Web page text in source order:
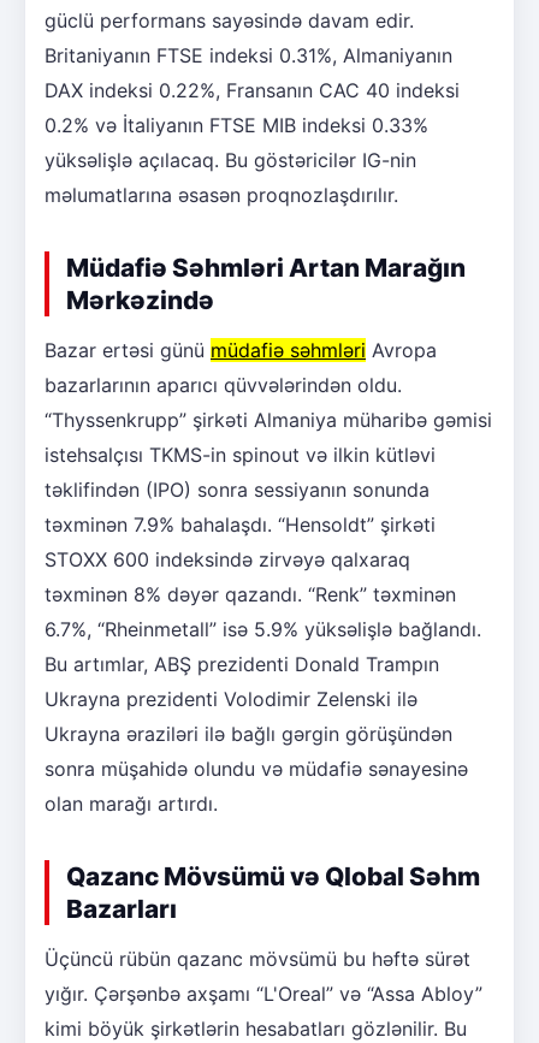
güclü performans sayəsində davam edir.
Britaniyanın FTSE indeksi 0.31%, Almaniyanın
DAX indeksi 0.22%, Fransanın CAC 40 indeksi
0.2% və İtaliyanın FTSE MIB indeksi 0.33%
yüksəlişlə açılacaq. Bu göstəricilər IG-nin
məlumatlarına əsasən proqnozlaşdırılır.
Müdafiə Səhmləri Artan Marağın
Mərkəzində
Bazar ertəsi günü müdafiə səhmləri Avropa
bazarlarının aparıcı qüvvələrindən oldu.
“Thyssenkrupp” şirkəti Almaniya müharibə gəmisi
istehsalçısı TKMS-in spinout və ilkin kütləvi
təklifindən (IPO) sonra sessiyanın sonunda
təxminən 7.9% bahalaşdı. “Hensoldt” şirkəti
STOXX 600 indeksində zirvəyə qalxaraq
təxminən 8% dəyər qazandı. “Renk” təxminən
6.7%, “Rheinmetall” isə 5.9% yüksəlişlə bağlandı.
Bu artımlar, ABŞ prezidenti Donald Trampın
Ukrayna prezidenti Volodimir Zelenski ilə
Ukrayna əraziləri ilə bağlı gərgin görüşündən
sonra müşahidə olundu və müdafiə sənayesinə
olan marağı artırdı.
Qazanc Mövsümü və Qlobal Səhm
Bazarları
Üçüncü rübün qazanc mövsümü bu həftə sürət
yığır. Çərşənbə axşamı “L'Oreal” və “Assa Abloy”
kimi böyük şirkətlərin hesabatları gözlənilir. Bu